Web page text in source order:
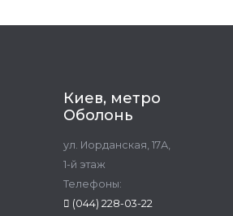
Киев, метро
Оболонь
ул. Иорданская, 17А,
1-й этаж
Телефоны:
(044) 228-03-22